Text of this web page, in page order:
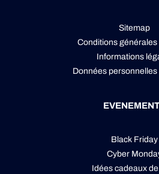
Sitemap
Conditions générales
Informations
Données personnelles
Black Friday
Cyber
Idées cadeaux de